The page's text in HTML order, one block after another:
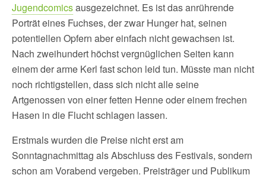
Jugendcomicsausgezeichnet. Es ist das anrührende
Porträt eines Fuchses, der zwar Hunger hat, seinen
potentiellen Opfern aber einfach nicht gewachsen ist.
Nach zweihundert höchst vergnüglichen Seiten kann
einem der arme Kerl fast schon leid tun. Müsste man nicht
noch richtigstellen, dass sich nicht alle seine
Artgenossen von einer fetten Henne oder einem frechen
Hasen in die Flucht schlagen lassen.
Erstmals wurden die Preise nicht erst am
Sonntagnachmittag als Abschluss des Festivals, sondern
schon am Vorabend vergeben. Preisträger und Publikum